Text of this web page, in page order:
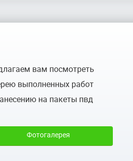
вам посмотреть
выполненных работ
на пакеты пвд
Фотогалерея